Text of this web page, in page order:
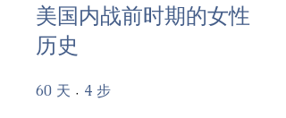
美国内战前时期的女性
历史
60 天 60 天
4 步